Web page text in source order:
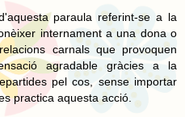
paraula referint-se a la
internament a una dona o
carnals que provoquen
agradable gràcies a la
pel cos, sense importar
practica aquesta acció.